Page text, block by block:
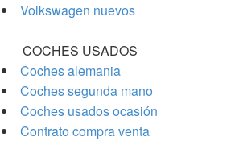
Volkswagen nuevos
COCHES USADOS
Coches alemania
Coches segunda mano
Coches usados ocasión
Contrato compra venta